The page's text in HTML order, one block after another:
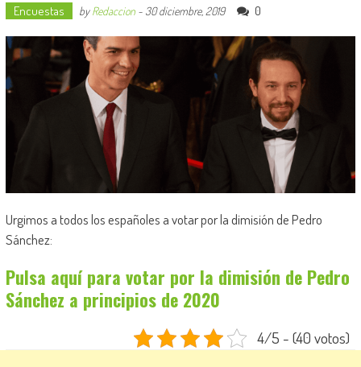
Encuestas byRedaccion- 30 diciembre, 2019 0
Urgimos a todos los españoles a votar por la dimisión de Pedro
Sánchez:
Pulsa aquí para votar por la dimisión de Pedro
Sánchez a principios de 2020
4/5 - (40 votos)